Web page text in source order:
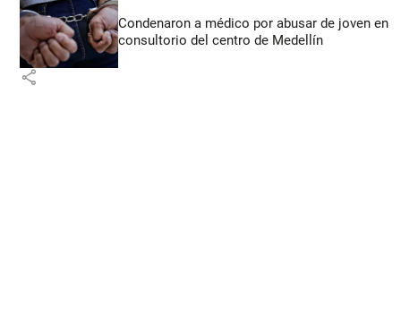
Condenaron a médico por abusar de joven en
consultorio del centro de Medellín
share